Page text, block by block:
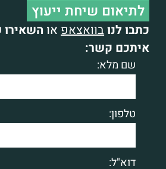
לתיאום שיחת ייעוץ
כתבו לנו בוואצאפ או השאירו
איתכם קשר:
שם מלא:
טלפון:
דוא"ל: